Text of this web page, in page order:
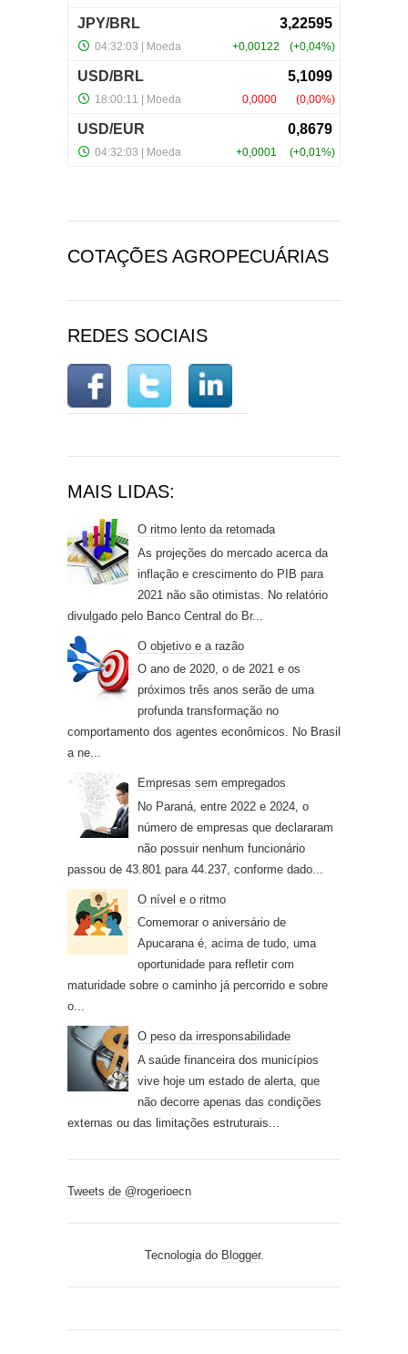
COTAÇÕES AGROPECUÁRIAS
REDES SOCIAIS
MAIS LIDAS:
O ritmo lento da retomada
As projeções do mercado acerca da
inflação e crescimento do PIB para
2021 não são otimistas. No relatório
divulgado pelo Banco Central do Br...
O objetivo e a razão
O ano de 2020, o de 2021 e os
próximos três anos serão de uma
profunda transformação no
comportamento dos agentes econômicos. No Brasil
a ne...
Empresas sem empregados
No Paraná, entre 2022 e 2024, o
número de empresas que declararam
não possuir nenhum funcionário
passou de 43.801 para 44.237, conforme dado...
O nível e o ritmo
Comemorar o aniversário de
Apucarana é, acima de tudo, uma
oportunidade para refletir com
maturidade sobre o caminho já percorrido e sobre
o...
O peso da irresponsabilidade
A saúde financeira dos municípios
vive hoje um estado de alerta, que
não decorre apenas das condições
externas ou das limitações estruturais...
Tweets de @rogerioecn
Tecnologia do Blogger.